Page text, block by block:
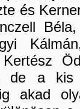
és
de a kis
akad